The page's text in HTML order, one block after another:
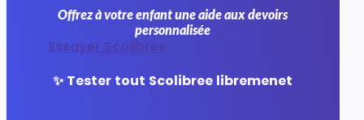
Offrez à votre enfant une aide aux devoirs
personnalisée
Essayer Scolibree
✨ Tester tout Scolibree libremenet